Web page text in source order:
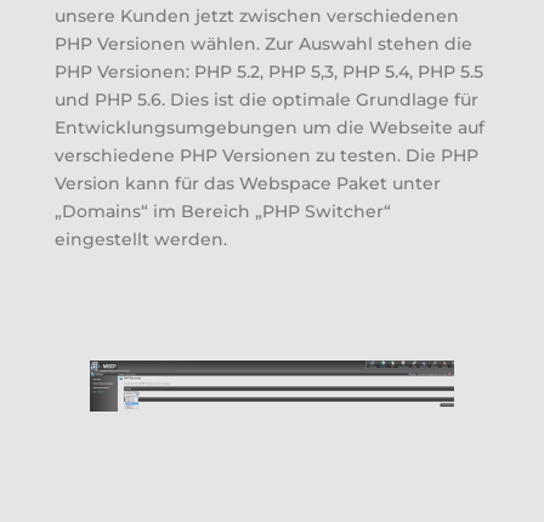
unsere Kunden jetzt zwischen verschiedenen
PHP Versionen wählen. Zur Auswahl stehen die
PHP Versionen: PHP 5.2, PHP 5,3, PHP 5.4, PHP 5.5
und PHP 5.6. Dies ist die optimale Grundlage für
Entwicklungsumgebungen um die Webseite auf
verschiedene PHP Versionen zu testen. Die PHP
Version kann für das Webspace Paket unter
„Domains“ im Bereich „PHP Switcher“
eingestellt werden.